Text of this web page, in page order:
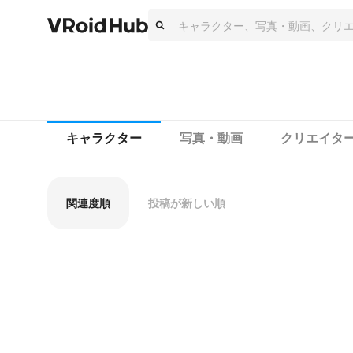
キャラクター 写真・動画 クリエイタ
関連度順 投稿が新しい順